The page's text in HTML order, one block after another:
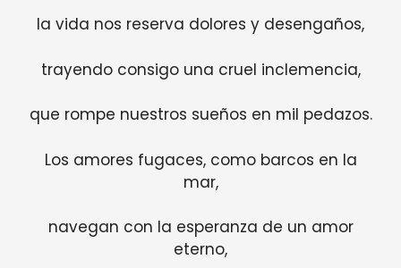
la vida nos reserva dolores y desengaños,
trayendo consigo una cruel inclemencia,
que rompe nuestros sueños en mil pedazos.
Los amores fugaces, como barcos en la
mar,
navegan con la esperanza de un amor
eterno,